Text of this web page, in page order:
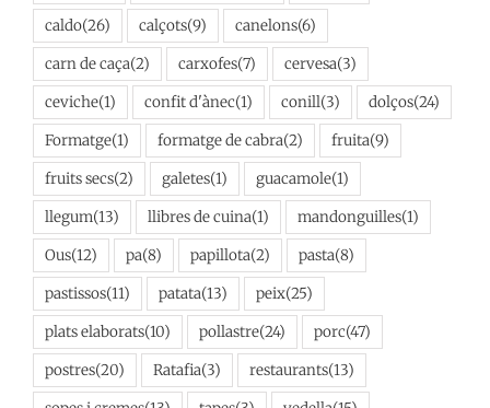
carn de caça(2) carxofes(7) cervesa
ceviche(1) confit d'ànec(1) conill(3)
Formatge(1) formatge de cabra(2) fruita(9)
fruits secs(2) galetes(1) guacamole(1)
llegum(13) llibres de cuina(1) mandonguilles
Ous(12) pa(8) papillota(2) pasta(8)
pastissos(11) patata(13) peix (25)
plats elaborats (10) pollastre(24) porc
postres(20) Ratafia(3) restaurants(13)
sopes i cremes(13) tapes (3) vedella(15)
verdura(36) vi(2) xocolata(11)